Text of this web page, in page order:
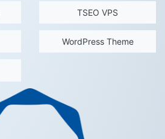
TSEO VPS
WordPress Theme